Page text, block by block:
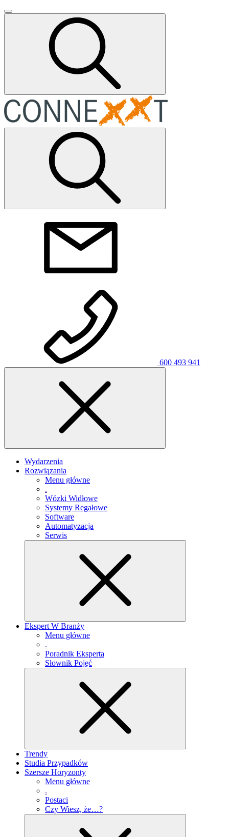
600 493 941
Wydarzenia
Rozwiązania
Menu główne
.
Wózki Widłowe
Systemy Regałowe
Software
Automatyzacja
Serwis
Ekspert W Branży
Menu główne
.
Poradnik Eksperta
Słownik Pojęć
Trendy
Studia Przypadków
Szersze Horyzonty
Menu główne
.
Postaci
Czy Wiesz, że…?